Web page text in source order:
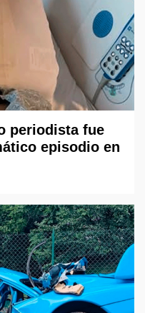
periodista fue
episodio en